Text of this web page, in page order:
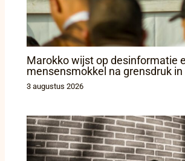
Marokko wijst op desinformatie
mensensmokkel na grensdruk in
3 augustus 2026